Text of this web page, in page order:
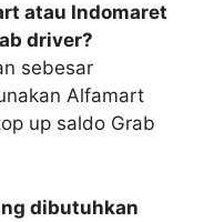
atau Indomaret
driver?
sebesar
Alfamart
up saldo Grab
dibutuhkan